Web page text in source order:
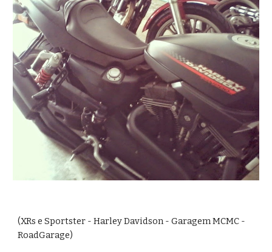
(XRs e Sportster - Harley Davidson - Garagem MCMC -
RoadGarage)